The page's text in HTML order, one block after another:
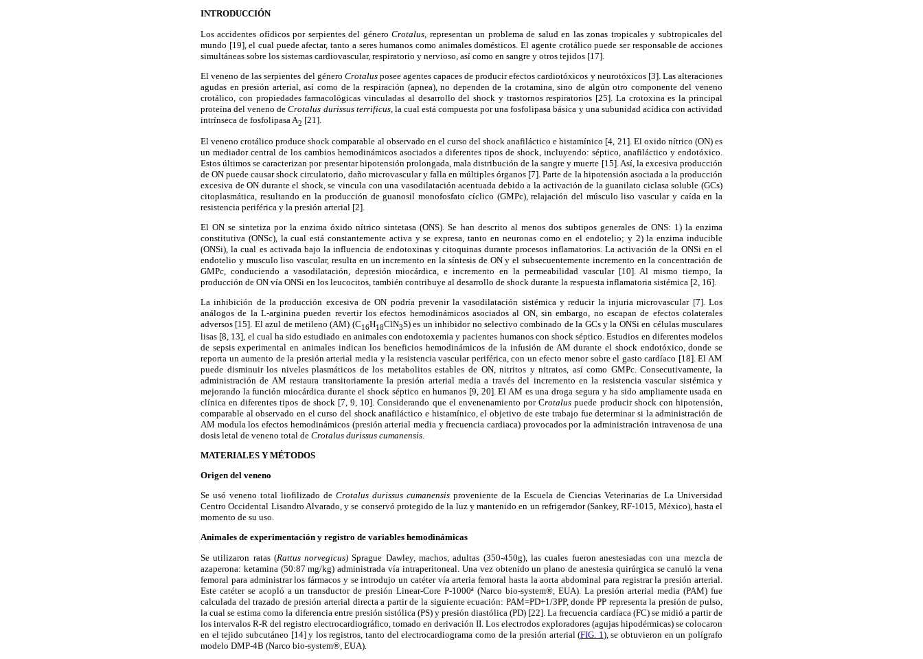
INTRODUCCIÓN
Los accidentes ofídicos por serpientes del géneroCrotalus, representan un problema de salud en las zonas tropicales y subtropicales del
mundo [19], el cual puede afectar, tanto a seres humanos como animales domésticos. El agente crotálico puede ser responsable de acciones
simultáneas sobre los sistemas cardiovascular, respiratorio y nervioso, así como en sangre y otros tejidos [17].
El veneno de las serpientes del género Crotalus posee agentes capaces de producir efectos cardiotóxicos y neurotóxicos [3]. Las alteraciones
agudas en presión arterial, así como de la respiración (apnea), no dependen de la crotamina, sino de algún otro componente del veneno
crotálico, con propiedades farmacológicas vinculadas al desarrollo del shock y trastornos respiratorios [25]. La crotoxina es la principal
proteína del veneno deCrotalus durissus terrificus, la cual está compuesta por una fosfolipasa básica y una subunidad acídica con actividad
intrínseca de fosfolipasa A2 [21].
El veneno crotálico produce shock comparable al observado en el curso del shock anafiláctico e histamínico [4, 21]. El oxido nítrico (ON) es
un mediador central de los cambios hemodinámicos asociados a diferentes tipos de shock, incluyendo: séptico, anafiláctico y endotóxico.
Estos últimos se caracterizan por presentar hipotensión prolongada, mala distribución de la sangre y muerte [15]. Así, la excesiva producción
de ON puede causar shock circulatorio, daño microvascular y falla en múltiples órganos [7]. Parte de la hipotensión asociada a la producción
excesiva de ON durante el shock, se vincula con una vasodilatación acentuada debido a la activación de la guanilato ciclasa soluble (GCs)
citoplasmática, resultando en la producción de guanosil monofosfato cíclico (GMPc), relajación del músculo liso vascular y caída en la
resistencia periférica y la presión arterial [2].
El ON se sintetiza por la enzima óxido nítrico sintetasa (ONS). Se han descrito al menos dos subtipos generales de ONS: 1) la enzima
constitutiva (ONSc), la cual está constantemente activa y se expresa, tanto en neuronas como en el endotelio; y 2) la enzima inducible
(ONSi), la cual es activada bajo la influencia de endotoxinas y citoquinas durante procesos inflamatorios. La activación de la ONSi en el
endotelio y musculo liso vascular, resulta en un incremento en la síntesis de ON y el subsecuentemente incremento en la concentración de
GMPc, conduciendo a vasodilatación, depresión miocárdica, e incremento en la permeabilidad vascular [10]. Al mismo tiempo, la
producción de ON vía ONSi en los leucocitos, también contribuye al desarrollo de shock durante la respuesta inflamatoria sistémica [2, 16].
La inhibición de la producción excesiva de ON podría prevenir la vasodilatación sistémica y reducir la injuria microvascular [7]. Los
análogos de la L-arginina pueden revertir los efectos hemodinámicos asociados al ON, sin embargo, no escapan de efectos colaterales
adversos [15]. El azul de metileno (AM) (C16H18ClN3S) es un inhibidor no selectivo combinado de la GCs y la ONSi en células musculares
lisas [8, 13], el cual ha sido estudiado en animales con endotoxemia y pacientes humanos con shock séptico. Estudios en diferentes modelos
de sepsis experimental en animales indican los beneficios hemodinámicos de la infusión de AM durante el shock endotóxico, donde se
reporta un aumento de la presión arterial media y la resistencia vascular periférica, con un efecto menor sobre el gasto cardíaco [18]. El AM
puede disminuir los niveles plasmáticos de los metabolitos estables de ON, nitritos y nitratos, así como GMPc. Consecutivamente, la
administración de AM restaura transitoriamente la presión arterial media a través del incremento en la resistencia vascular sistémica y
mejorando la función miocárdica durante el shock séptico en humanos [9, 20]. El AM es una droga segura y ha sido ampliamente usada en
clínica en diferentes tipos de shock [7, 9, 10]. Considerando que el envenenamiento por Crotaluspuede producir shock con hipotensión,
comparable al observado en el curso del shock anafiláctico e histamínico, el objetivo de este trabajo fue determinar si la administración de
AM modula los efectos hemodinámicos (presión arterial media y frecuencia cardiaca) provocados por la administración intravenosa de una
dosis letal de veneno total de Crotalus durissus cumanensis
MATERIALES Y MÉTODOS
Origen del veneno
Se usó veneno total liofilizado de Crotalus durissus cumanensis proveniente de la Escuela de Ciencias Veterinarias de La Universidad
Centro Occidental Lisandro Alvarado, y se conservó protegido de la luz y mantenido en un refrigerador (Sankey, RF-1015, México), hasta el
momento de su uso.
Animales de experimentación y registro de variables hemodinámicas
Se utilizaron ratas (Rattus norvegicus) Sprague Dawley, machos, adultas (350-450g), las cuales fueron anestesiadas con una mezcla de
azaperona: ketamina (50:87 mg/kg) administrada vía intraperitoneal. Una vez obtenido un plano de anestesia quirúrgica se canuló la vena
femoral para administrar los fármacos y se introdujo un catéter vía arteria femoral hasta la aorta abdominal para registrar la presión arterial.
Este catéter se acopló a un transductor de presión Linear-Core P-1000ª (Narco bio-system®, EUA). La presión arterial media (PAM) fue
calculada del trazado de presión arterial directa a partir de la siguiente ecuación: PAM=PD+1/3PP, donde PP representa la presión de pulso,
la cual se estima como la diferencia entre presión sistólica (PS) y presión diastólica (PD) [22]. La frecuencia cardíaca (FC) se midió a partir de
los intervalos R-R del registro electrocardiográfico, tomado en derivación II. Los electrodos exploradores (agujas hipodérmicas) se colocaron
en el tejido subcutáneo [14] y los registros, tanto del electrocardiograma como de la presión arterial (FIG. 1 ), se obtuvieron en un polígrafo
modelo DMP-4B (Narco bio-system®, EUA).